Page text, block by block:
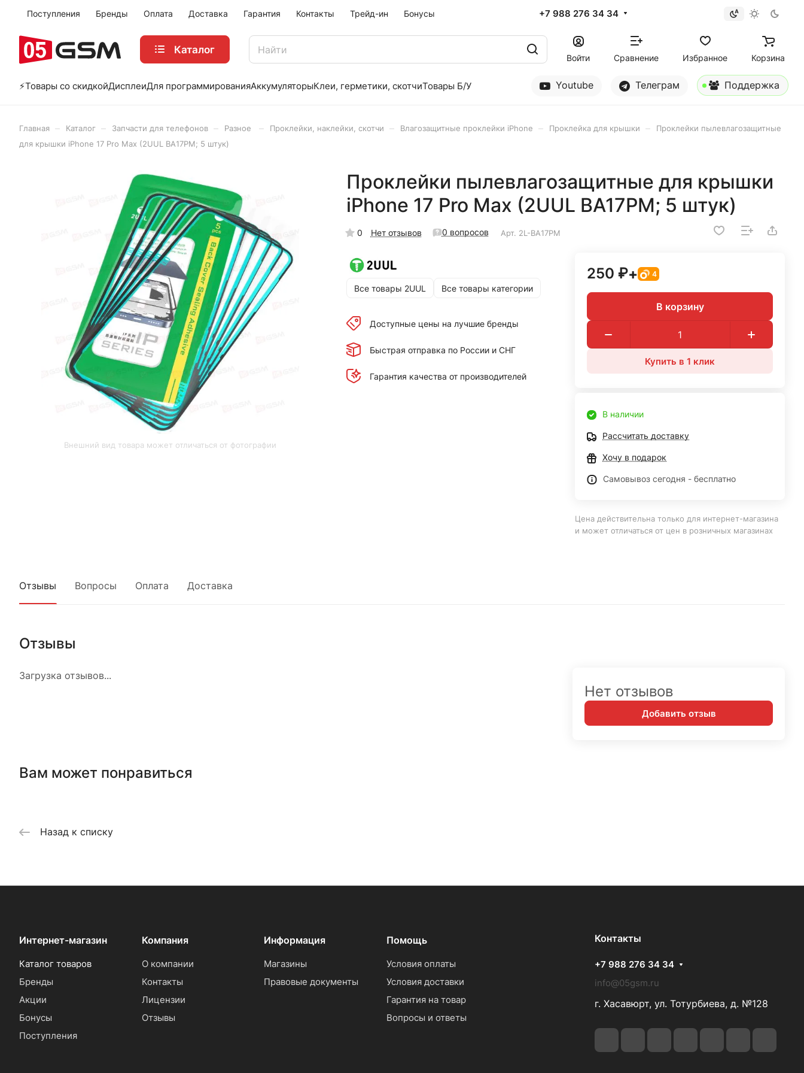
Поступления Бренды Оплата Доставка Гарантия Контакты Трейд-ин Бонусы +7 988 276 34 34
Каталог
Войти Сравнение Избранное Корзина
⚡️Товары со скидкойДисплеиДля программированияАккумуляторыКлеи, герметики, скотчиТовары Б/У Youtube Телеграм Поддержка
Главная Каталог Запчасти для телефонов Разное Проклейки, наклейки, скотчи Влагозащитные проклейки iPhone Проклейка для крышки
Проклейки пылевлагозащитные
для крышки iPhone 17 Pro Max (2UUL BA17PM; 5 штук)
Внешний вид товара может отличаться от фотографии
Проклейки пылевлагозащитные для крышки
iPhone 17 Pro Max (2UUL BA17PM; 5 штук)
0 Нет отзывов 0 вопросов Арт. 2L-BA17PM
Все товары 2UUL Все товары категории
Доступные цены на лучшие бренды
Быстрая отправка по России и СНГ
Гарантия качества от производителей
250 ₽+ 4
В корзину
Купить в 1 клик
В наличии
Рассчитать доставку
Хочу в подарок
Самовывоз сегодня - бесплатно
Цена действительна только для интернет-магазина
и может отличаться от цен в розничных магазинах
Отзывы Вопросы Оплата Доставка
Отзывы
Загрузка отзывов...
Нет отзывов
Добавить отзыв
Вам может понравиться
Назад к списку
Интернет-магазин
Каталог товаров
Бренды
Акции
Бонусы
Поступления
Компания
О компании
Контакты
Лицензии
Отзывы
Информация
Магазины
Правовые документы
Помощь
Условия оплаты
Условия доставки
Гарантия на товар
Вопросы и ответы
Контакты
+7 988 276 34 34
info@05gsm.ru
г. Хасавюрт, ул. Тотурбиева, д. №128